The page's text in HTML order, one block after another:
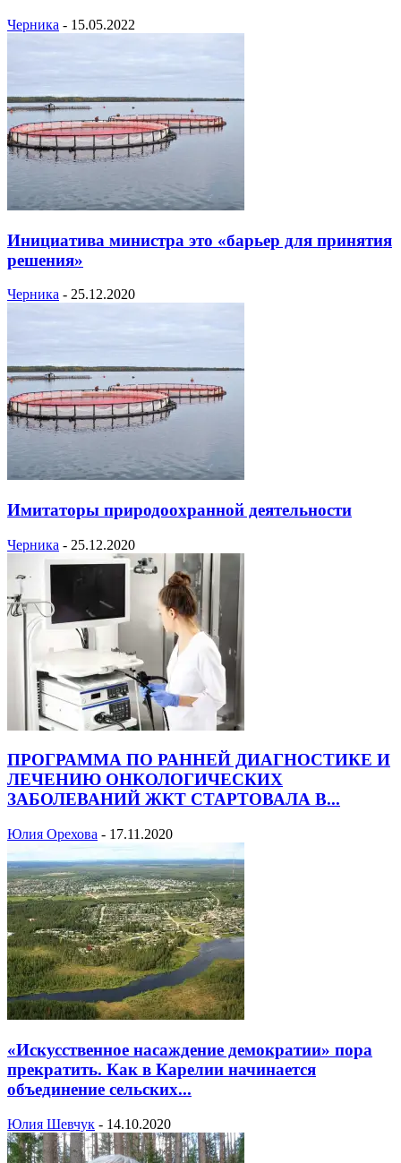
Черника - 15.05.2022
Инициатива министра это «барьер для принятия
решения»
Черника - 25.12.2020
Имитаторы природоохранной деятельности
Черника - 25.12.2020
ПРОГРАММА ПО РАННЕЙ ДИАГНОСТИКЕ И
ЛЕЧЕНИЮ ОНКОЛОГИЧЕСКИХ
ЗАБОЛЕВАНИЙ ЖКТ СТАРТОВАЛА В...
Юлия Орехова - 17.11.2020
«Искусственное насаждение демократии» пора
прекратить. Как в Карелии начинается
объединение сельских...
Юлия Шевчук - 14.10.2020